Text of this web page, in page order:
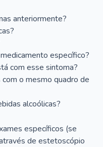
anteriormente?
específico?
com esse sintoma?
o mesmo quadro de
alcoólicas?
específicos (se
de estetoscópio